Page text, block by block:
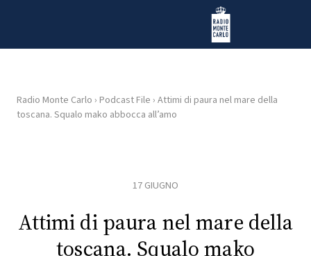
Radio Monte Carlo
HOME
RADIO
Radio Monte Carlo › Podcast File › Attimi di paura nel mare della
toscana. Squalo mako abbocca all’amo
17 GIUGNO
Attimi di paura nel mare della
toscana. Squalo mako